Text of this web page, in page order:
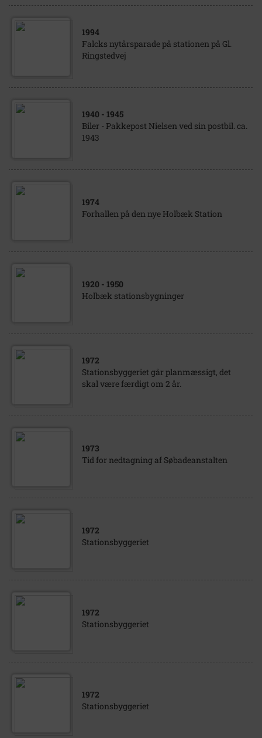
1994
Falcks nytårsparade på stationen på Gl.
Ringstedvej
1940 - 1945
Biler - Pakkepost Nielsen ved sin postbil. ca.
1943
1974
Forhallen på den nye Holbæk Station
1920 - 1950
Holbæk stationsbygninger
1972
Stationsbyggeriet går planmæssigt, det
skal være færdigt om 2 år.
1973
Tid for nedtagning af Søbadeanstalten
1972
Stationsbyggeriet
1972
Stationsbyggeriet
1972
Stationsbyggeriet